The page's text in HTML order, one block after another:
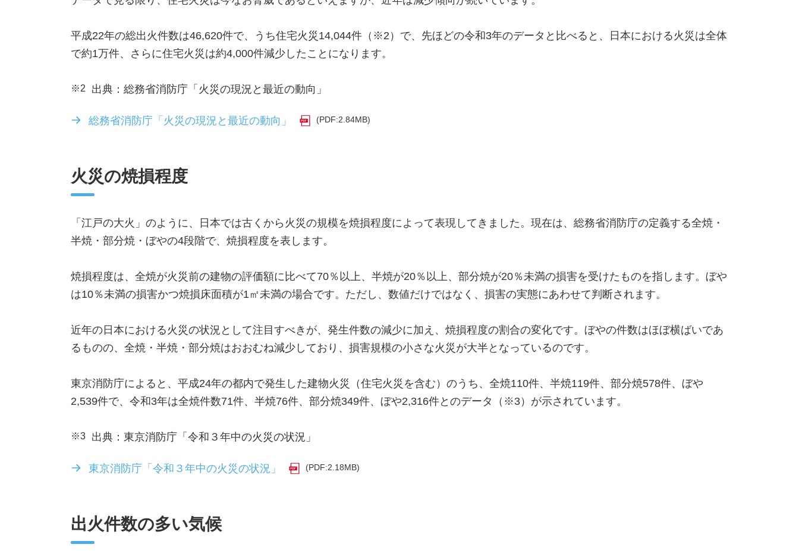
平成22年の総出火件数は46,620件で、うち住宅火災14,044件（※2）で、先ほどの令和3年のデータと比べると、日本における火災は全体
で約1万件、さらに住宅火災は約4,000件減少したことになります。
※2 出典：総務省消防庁「火災の現況と最近の動向」
総務省消防庁「火災の現況と最近の動向」 (PDF:2.84MB)
火災の焼損程度
「江戸の大火」のように、日本では古くから火災の規模を焼損程度によって表現してきました。現在は、総務省消防庁の定義する全焼・
半焼・部分焼・ぼやの4段階で、焼損程度を表します。
焼損程度は、全焼が火災前の建物の評価額に比べて70％以上、半焼が20％以上、部分焼が20％未満の損害を受けたものを指します。ぼや
は10％未満の損害かつ焼損床面積が1㎡未満の場合です。ただし、数値だけではなく、損害の実態にあわせて判断されます。
近年の日本における火災の状況として注目すべきが、発生件数の減少に加え、焼損程度の割合の変化です。ぼやの件数はほぼ横ばいであ
るものの、全焼・半焼・部分焼はおおむね減少しており、損害規模の小さな火災が大半となっているのです。
東京消防庁によると、平成24年の都内で発生した建物火災（住宅火災を含む）のうち、全焼110件、半焼119件、部分焼578件、ぼや
2,539件で、令和3年は全焼件数71件、半焼76件、部分焼349件、ぼや2,316件とのデータ（※3）が示されています。
※3 出典：東京消防庁「令和３年中の火災の状況」
東京消防庁「令和３年中の火災の状況」 (PDF:2.18MB)
出火件数の多い気候